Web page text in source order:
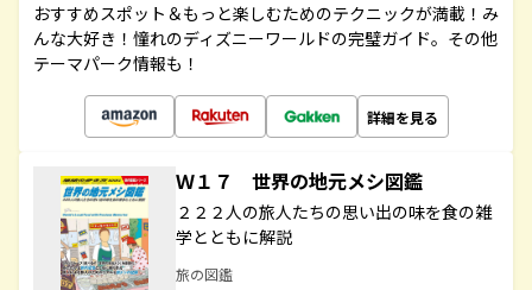
おすすめスポット＆もっと楽しむためのテクニックが満載！み
んな大好き！憧れのディズニーワールドの完璧ガイド。その他
テーマパーク情報も！
詳細を見る
Ｗ１７ 世界の地元メシ図鑑
２２２人の旅人たちの思い出の味を食の雑
学とともに解説
旅の図鑑